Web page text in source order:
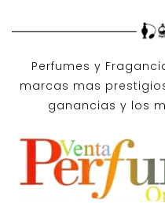
Perfumes y
marcas mas
ganancias y los